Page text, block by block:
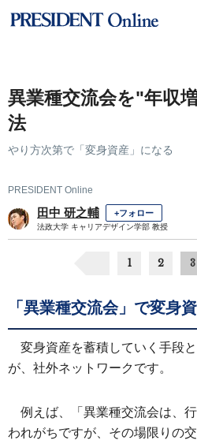
異業種交流会を"年収
法
やり方次第で「変身資産」になる
PRESIDENT Online
田中 研之輔 +フォロー
法政大学 キャリアデザイン学部 教授
1 2 3
「異業種交流会」で変身
変身資産を蓄積していく手段
が、社外ネットワークです。
例えば、「異業種交流会は、
われがちですが、その場限りの